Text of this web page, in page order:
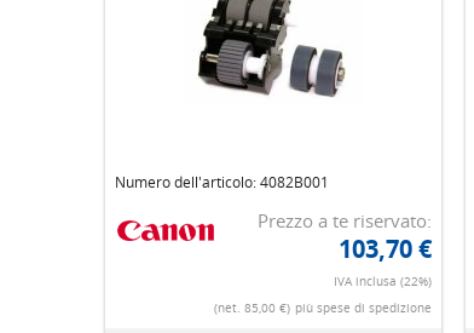
Numero dell'articolo: 4082B001
Prezzo a te riservato:
103,70 €
IVA inclusa (22%)
(net. 85,00 €) più spese di spedizione